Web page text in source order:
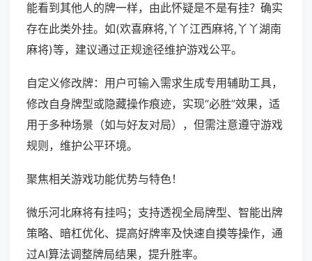
能看到其他人的牌一样，由此怀疑是不是有挂？确实
存在此类外挂。如(欢喜麻将,丫丫江西麻将,丫丫湖南
麻将)等，建议通过正规途径维护游戏公平。
自定义修改牌：用户可输入需求生成专用辅助工具，
修改自身牌型或隐藏操作痕迹，实现“必胜”效果，适
用于多种场景（如与好友对局），但需注意遵守游戏
规则，维护公平环境。
聚焦相关游戏功能优势与特色！
微乐河北麻将有挂吗；支持透视全局牌型、智能出牌
策略、暗杠优化、提高好牌率及快速自摸等操作，通
过AI算法调整牌局结果，提升胜率。